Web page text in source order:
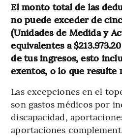
El monto total de las
no puede exceder de
(Unidades de Medida y
equivalentes a
de tus ingresos, esto
exentos, o lo que resulte
Las excepciones en el
son gastos médicos por
discapacidad,
aportaciones